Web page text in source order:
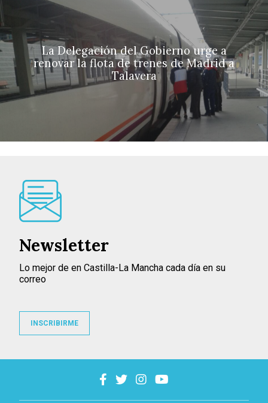
La Delegación del Gobierno urge a
renovar la flota de trenes de Madrid a
Talavera
Newsletter
Lo mejor de en Castilla-La Mancha cada día en su
correo
INSCRIBIRME